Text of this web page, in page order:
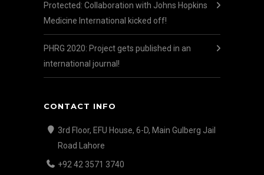
Protected: Collaboration with Johns Hopkins
Medicine International kicked off!
PHRG 2020: Project gets published in an
international journal!
CONTACT INFO
3rd Floor, EFU House, 6-D, Main Gulberg Jail
Road Lahore
+92 42 3571 3740